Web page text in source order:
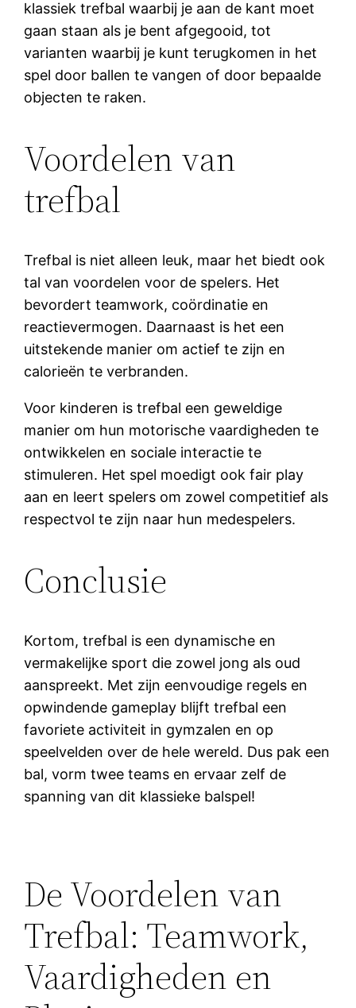
klassiek trefbal waarbij je aan de kant moet
gaan staan als je bent afgegooid, tot
varianten waarbij je kunt terugkomen in het
spel door ballen te vangen of door bepaalde
objecten te raken.
Voordelen van
trefbal
Trefbal is niet alleen leuk, maar het biedt ook
tal van voordelen voor de spelers. Het
bevordert teamwork, coördinatie en
reactievermogen. Daarnaast is het een
uitstekende manier om actief te zijn en
calorieën te verbranden.
Voor kinderen is trefbal een geweldige
manier om hun motorische vaardigheden te
ontwikkelen en sociale interactie te
stimuleren. Het spel moedigt ook fair play
aan en leert spelers om zowel competitief als
respectvol te zijn naar hun medespelers.
Conclusie
Kortom, trefbal is een dynamische en
vermakelijke sport die zowel jong als oud
aanspreekt. Met zijn eenvoudige regels en
opwindende gameplay blijft trefbal een
favoriete activiteit in gymzalen en op
speelvelden over de hele wereld. Dus pak een
bal, vorm twee teams en ervaar zelf de
spanning van dit klassieke balspel!
De Voordelen van
Trefbal: Teamwork,
Vaardigheden en